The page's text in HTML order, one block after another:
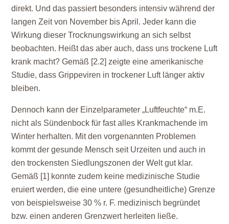
direkt. Und das passiert besonders intensiv während der
langen Zeit von November bis April. Jeder kann die
Wirkung dieser Trocknungswirkung an sich selbst
beobachten. Heißt das aber auch, dass uns trockene Luft
krank macht? Gemäß [2.2] zeigte eine amerikanische
Studie, dass Grippeviren in trockener Luft länger aktiv
bleiben.
Dennoch kann der Einzelparameter „Luftfeuchte“ m.E.
nicht als Sündenbock für fast alles Krankmachende im
Winter herhalten. Mit den vorgenannten Problemen
kommt der gesunde Mensch seit Urzeiten und auch in
den trockensten Siedlungszonen der Welt gut klar.
Gemäß [1] konnte zudem keine medizinische Studie
eruiert werden, die eine untere (gesundheitliche) Grenze
von beispielsweise30% r. F. medizinisch begründet
bzw. einen anderen Grenzwert herleiten ließe.